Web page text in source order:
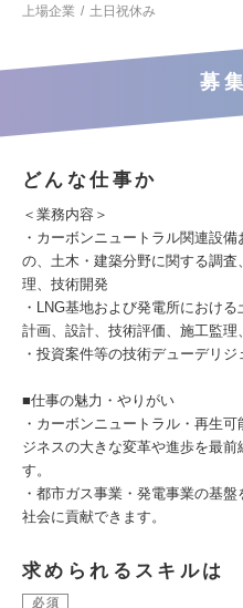
上場企業
土日祝休み
募
どんな仕事か
＜業務内容＞
・カーボンニュートラル関連設
の、土木・建築分野に関する調
理、技術開発
・LNG基地および発電所におけ
計画、設計、技術評価、施工監理
・投資案件等の技術デューデリジ
■仕事の魅力・やりがい
・カーボンニュートラル・再生
ジネスの大きな変革や進歩を最
す。
・都市ガス事業・発電事業の基
社会に貢献できます。
求められるスキルは
必須